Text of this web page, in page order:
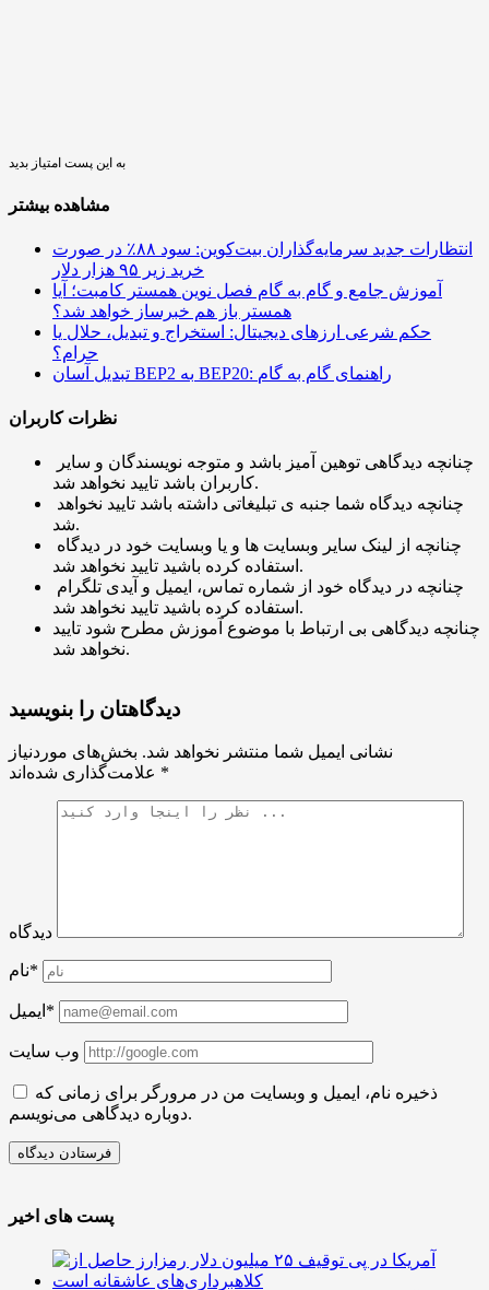
به این پست امتیاز بدید
مشاهده بیشتر
انتظارات جدید سرمایه‌گذاران بیت‌کوین: سود ۸۸٪ در صورت
خرید زیر ۹۵ هزار دلار
آموزش جامع و گام به گام فصل نوین همستر کامبت؛ آیا
همستر باز هم خبرساز خواهد شد؟
حکم شرعی ارزهای دیجیتال: استخراج و تبدیل، حلال یا
حرام؟
تبدیل آسان BEP2 به BEP20: راهنمای گام به گام
نظرات کاربران
کاربران باشد تایید نخواهد شد.
شد.
استفاده کرده باشید تایید نخواهد شد.
استفاده کرده باشید تایید نخواهد شد.
چنانچه دیدگاهی بی ارتباط با موضوع آموزش مطرح شود تایید
نخواهد شد.
دیدگاهتان را بنویسید
نشانی ایمیل شما منتشر نخواهد شد. بخش‌های موردنیاز
*
دیدگاه
نام*
ایمیل*
وب سایت
ذخیره نام، ایمیل و وبسایت من در مرورگر برای زمانی که
دوباره دیدگاهی می‌نویسم.
پست های اخیر